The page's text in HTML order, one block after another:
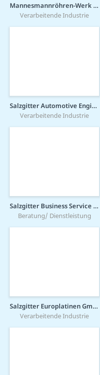
Mannesmannröhren-Werk GmbH
Verarbeitende Industrie
Salzgitter Automotive Engineering GmbH & Co. KG
Verarbeitende Industrie
Salzgitter Business Service GmbH
Beratung/ Dienstleistung
Salzgitter Europlatinen GmbH
Verarbeitende Industrie